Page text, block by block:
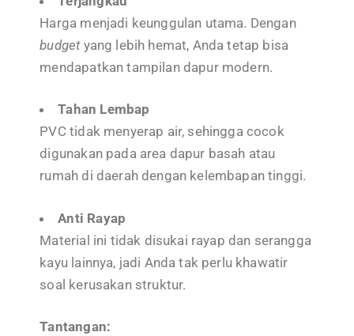
Harga menjadi keunggulan utama. Dengan
budgetyang lebih hemat, Anda tetap bisa
mendapatkan tampilan dapur modern.
Tahan Lembap
PVC tidak menyerap air, sehingga cocok
digunakan pada area dapur basah atau
rumah di daerah dengan kelembapan tinggi.
Anti Rayap
Material ini tidak disukai rayap dan serangga
kayu lainnya, jadi Anda tak perlu khawatir
soal kerusakan struktur.
Tantangan: